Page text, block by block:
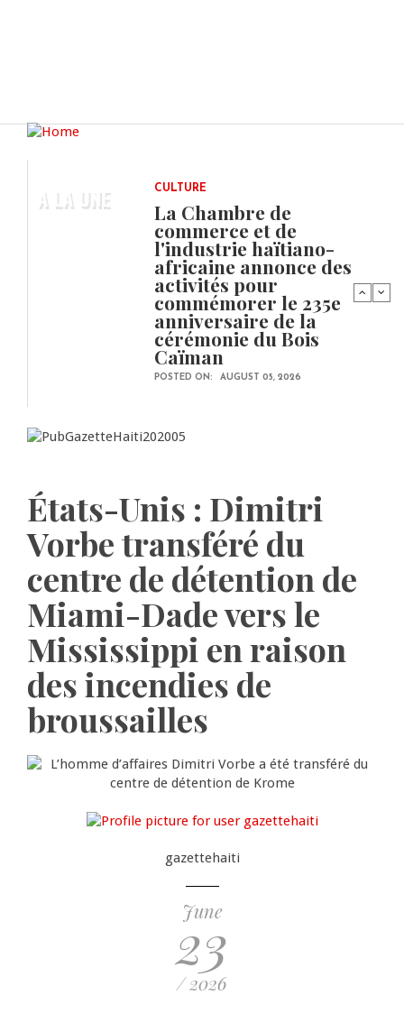
A LA UNE CULTURE
La Chambre de
commerce et de
l'industrie haïtiano-
africaine annonce des
activités pour
commémorer le 235e
anniversaire de la
cérémonie du Bois
Caïman
POSTED ON: AUGUST 05, 2026
États-Unis : Dimitri
Vorbe transféré du
centre de détention de
Miami-Dade vers le
Mississippi en raison
des incendies de
broussailles
gazettehaiti
June
23
/ 2026